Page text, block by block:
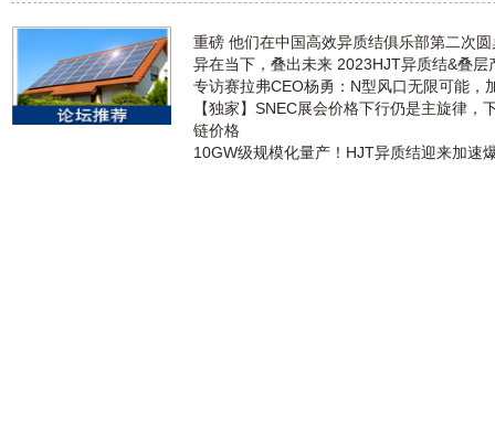
重磅 他们在中国高效异质结俱乐部第二次
异在当下，叠出未来 2023HJT异质结&叠层
专访赛拉弗CEO杨勇：N型风口无限可能，
【独家】SNEC展会价格下行仍是主旋律，
链价格
10GW级规模化量产！HJT异质结迎来加速